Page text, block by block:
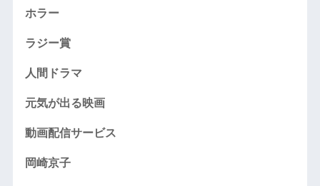
ホラー
ラジー賞
人間ドラマ
元気が出る映画
動画配信サービス
岡崎京子